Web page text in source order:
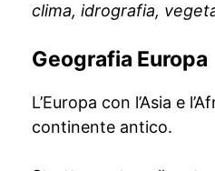
clima, idrografia,
Geografia Europa
L’Europa con l’Asia e
continente antico.